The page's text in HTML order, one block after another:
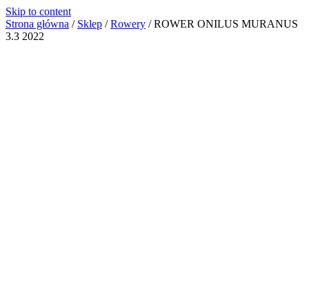
Skip to content
Strona główna / Sklep / Rowery / ROWER ONILUS MURANUS
3.3 2022